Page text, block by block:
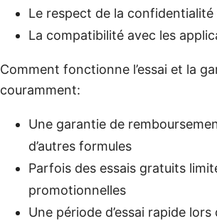
Le respect de la
La compatibilité avec les
Comment fonctionne l’essai et la
couramment:
Une garantie de
d’autres formules
Parfois des essais gratuits
promotionnelles
Une période d’essai rapide